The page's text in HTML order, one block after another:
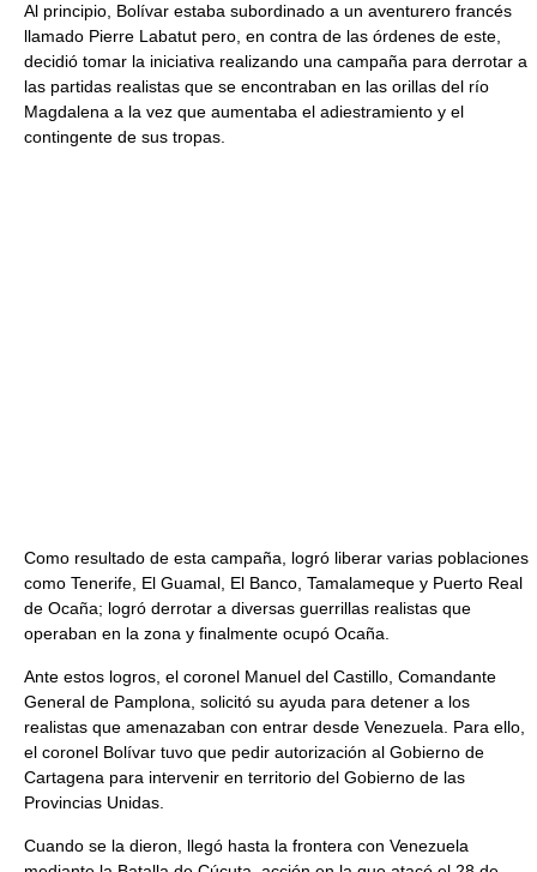
Al principio, Bolívar estaba subordinado a un aventurero francés
llamado Pierre Labatut pero, en contra de las órdenes de este,
decidió tomar la iniciativa realizando una campaña para derrotar a
las partidas realistas que se encontraban en las orillas del río
Magdalena a la vez que aumentaba el adiestramiento y el
contingente de sus tropas.
Como resultado de esta campaña, logró liberar varias poblaciones
como Tenerife, El Guamal, El Banco, Tamalameque y Puerto Real
de Ocaña; logró derrotar a diversas guerrillas realistas que
operaban en la zona y finalmente ocupó Ocaña.
Ante estos logros, el coronel Manuel del Castillo, Comandante
General de Pamplona, solicitó su ayuda para detener a los
realistas que amenazaban con entrar desde Venezuela. Para ello,
el coronel Bolívar tuvo que pedir autorización al Gobierno de
Cartagena para intervenir en territorio del Gobierno de las
Provincias Unidas.
Cuando se la dieron, llegó hasta la frontera con Venezuela